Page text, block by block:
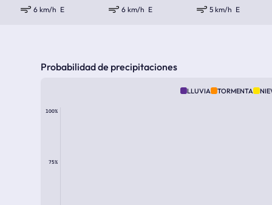
6 km/h E 6 km/h E 5 km/h E
Probabilidad de precipitaciones
LLUVIA TORMENTA
100%
75%